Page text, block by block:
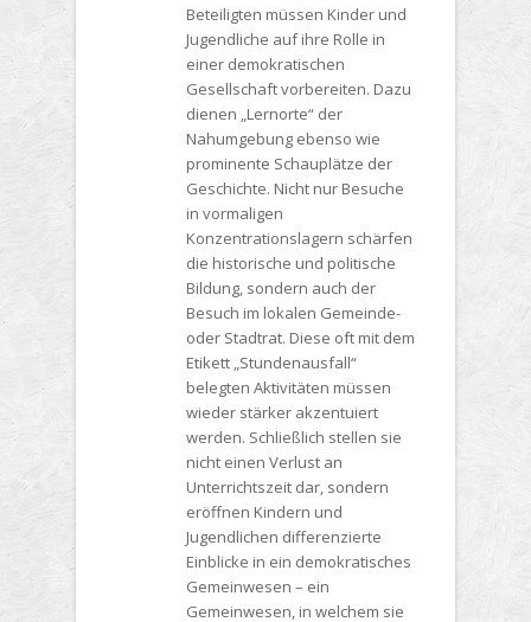
Beteiligten müssen Kinder und
Jugendliche auf ihre Rolle in
einer demokratischen
Gesellschaft vorbereiten. Dazu
dienen „Lernorte“ der
Nahumgebung ebenso wie
prominente Schauplätze der
Geschichte. Nicht nur Besuche
in vormaligen
Konzentrationslagern schärfen
die historische und politische
Bildung, sondern auch der
Besuch im lokalen Gemeinde-
oder Stadtrat. Diese oft mit dem
Etikett „Stundenausfall“
belegten Aktivitäten müssen
wieder stärker akzentuiert
werden. Schließlich stellen sie
nicht einen Verlust an
Unterrichtszeit dar, sondern
eröffnen Kindern und
Jugendlichen differenzierte
Einblicke in ein demokratisches
Gemeinwesen – ein
Gemeinwesen, in welchem sie